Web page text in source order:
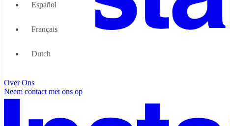
Wij kunnen u helpen
Over Ons
Neem contact met ons op
Español
Français
Dutch